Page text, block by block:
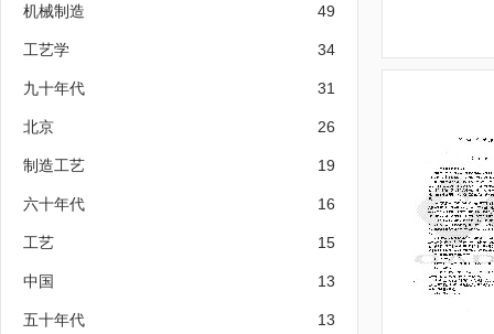
机械制造 49
工艺学 34
九十年代 31
北京 26
制造工艺 19
六十年代 16
工艺 15
中国 13
五十年代 13